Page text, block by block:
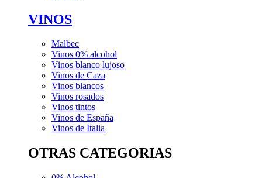
VINOS
Malbec
Vinos 0% alcohol
Vinos blanco lujoso
Vinos de Caza
Vinos blancos
Vinos rosados
Vinos tintos
Vinos de España
Vinos de Italia
OTRAS CATEGORIAS